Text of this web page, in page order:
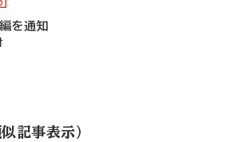
を通知
記事表示）